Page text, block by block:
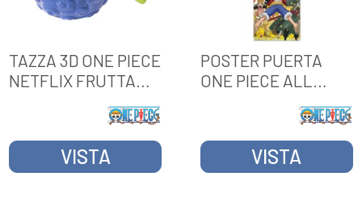
TAZZA 3D ONE PIECE
NETFLIX FRUTTA
VISTA
POSTER PUERTA
ONE PIECE ALL
VISTA